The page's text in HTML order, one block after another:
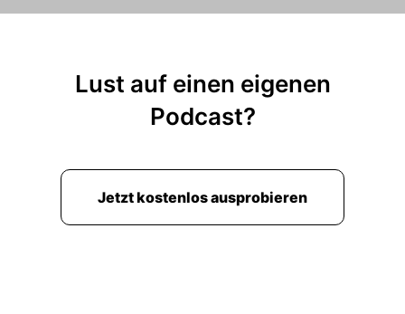
Lust auf einen eigenen
Podcast?
Jetzt kostenlos ausprobieren